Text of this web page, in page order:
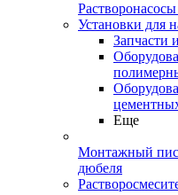
Установки для
Запчасти
Еще
Монтажный
дюбеля